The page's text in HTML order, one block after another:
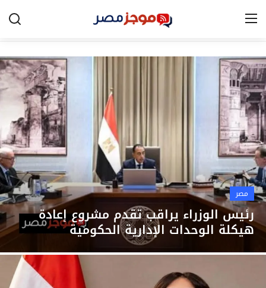
الرئيسية
مصر
الخليج
العالم
الرياضة
اقتصاد
تكنولوجيا
التعليم
مصر
رئيس الوزراء يراقب تقدم مشروع إعادة
هيكلة الوحدات الإدارية الحكومية